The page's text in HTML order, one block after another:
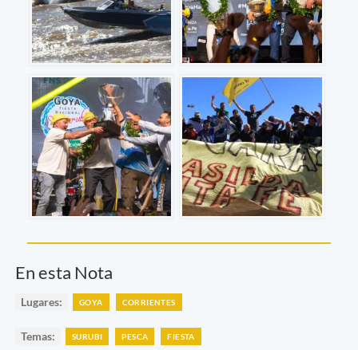
En esta Nota
Lugares: GOYA CORRIENTES
Temas: SURUBI PESCA FIESTA